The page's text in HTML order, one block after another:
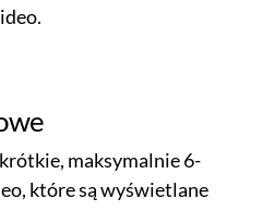
maksymalnie 6-
które są wyświetlane